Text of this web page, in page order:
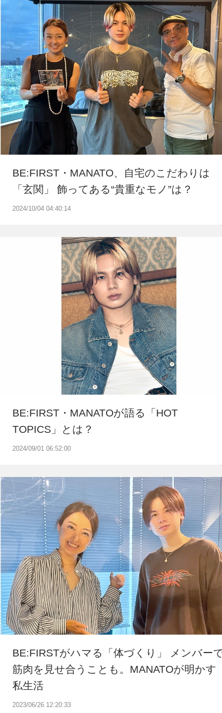
2024/10/04 04:40:14
BE:FIRST・MANATO、自宅のこだわりは
「玄関」 飾ってある“貴重なモノ”は？
2024/09/01 06:52:00
BE:FIRST・MANATOが語る「HOT
TOPICS」とは？
2023/06/26 12:20:33
BE:FIRSTがハマる「体づくり」 メンバー
筋肉を見せ合うことも。MANATOが明かす
私生活